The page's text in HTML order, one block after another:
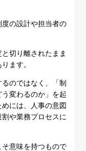
の設計や担当者の
切り離されたまま
ます。
のではなく、「制
変わるのか」を起
には、人事の意図
や業務プロセスに
意味を持つもので